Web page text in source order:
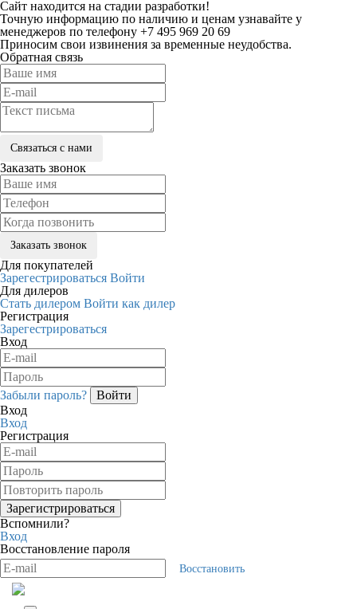
Сайт находится на стадии разработки!
Точную информацию по наличию и ценам узнавайте у
менеджеров по телефону +7 495 969 20 69
Приносим свои извинения за временные неудобства.
Обратная связь
Заказать звонок
Для покупателей
Зарегестрироваться Войти
Для дилеров
Стать дилером Войти как дилер
Регистрация
Зарегестрироваться
Вход
Забыли пароль?
Вход
Вход
Регистрация
Вспомнили?
Вход
Восстановление пароля
Восстановить